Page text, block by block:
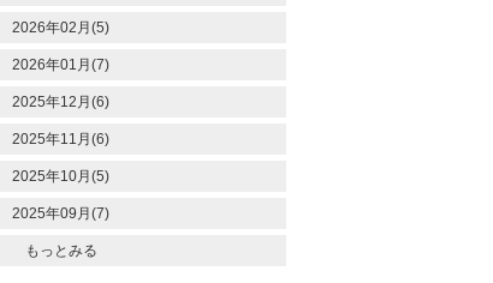
2026年02月(5)
2026年01月(7)
2025年12月(6)
2025年11月(6)
2025年10月(5)
2025年09月(7)
もっとみる